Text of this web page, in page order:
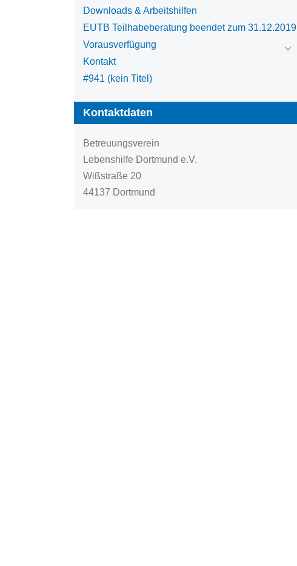
Downloads & Arbeitshilfen
EUTB Teilhabeberatung beendet zum 31.12.2019
Vorausverfügung
Kontakt
#941 (kein Titel)
Kontaktdaten
Betreuungsverein
Lebenshilfe Dortmund e.V.
Wißstraße 20
44137 Dortmund